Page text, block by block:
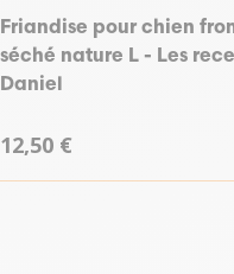
Friandise pour chien
séché nature L - Les
Daniel
12,50 €